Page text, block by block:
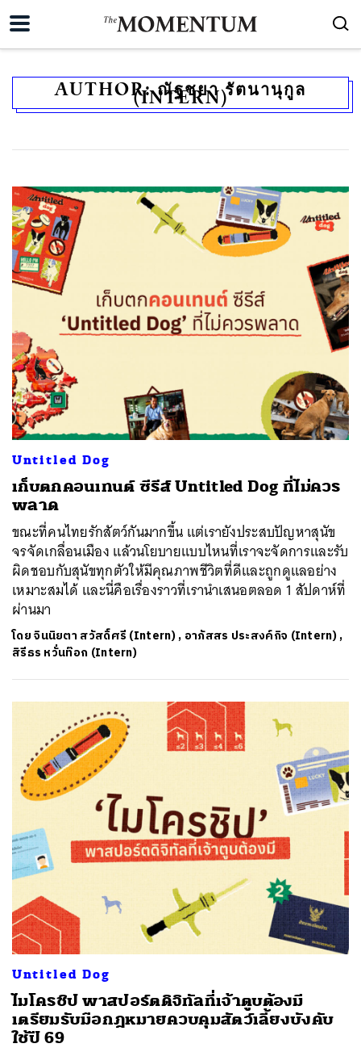
AUTHOR:ณัฐชยา รัตนานุกูล
(INTERN)
Untitled Dog
เก็บตกคอนเทนต์ ซีรีส์ Untitled Dog ที่ไม่ควร
พลาด
ขณะที่คนไทยรักสัตว์กันมากขึ้น แต่เรายังประสบปัญหาสุนัข
จรจัดเกลื่อนเมือง แล้วนโยบายแบบไหนที่เราจะจัดการและรับ
ผิดชอบกับสุนัขทุกตัวให้มีคุณภาพชีวิตที่ดีและถูกดูแลอย่าง
เหมาะสมได้ และนี่คือเรื่องราวที่เรานำเสนอตลอด 1 สัปดาห์ที่
ผ่านมา
โดยจินนิยตา สวัสดิ์ศรี (Intern), อาภัสสร ประสงค์กิจ (Intern),
สิรีธร หวั่นท๊อก (Intern)
Untitled Dog
ไมโครชิป พาสปอร์ตดิจิทัลที่เจ้าตูบต้องมี
เตรียมรับมือกฎหมายควบคุมสัตว์เลี้ยงบังคับ
ใช้ปี 69